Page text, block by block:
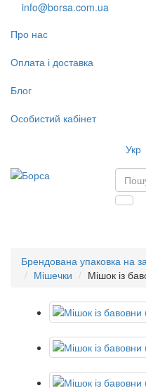
info@borsa.com.ua
Про нас
Оплата і доставка
Блог
Особистий кабінет
Укр
Брендована упаковка на
Мішечки
Мішок із